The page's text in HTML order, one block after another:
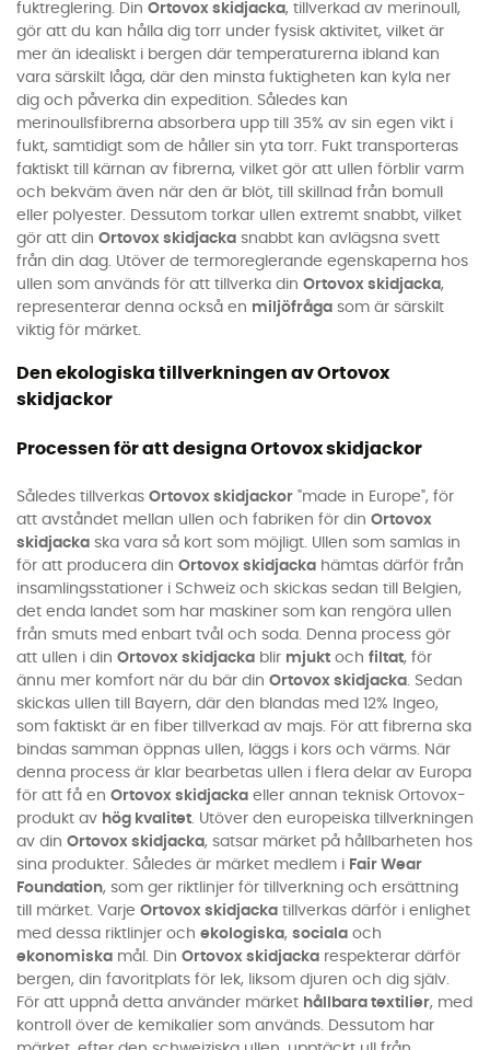
fuktreglering. Din Ortovox skidjacka, tillverkad av merinoull,
gör att du kan hålla dig torr under fysisk aktivitet, vilket är
mer än idealiskt i bergen där temperaturerna ibland kan
vara särskilt låga, där den minsta fuktigheten kan kyla ner
dig och påverka din expedition. Således kan
merinoullsfibrerna absorbera upp till 35% av sin egen vikt i
fukt, samtidigt som de håller sin yta torr. Fukt transporteras
faktiskt till kärnan av fibrerna, vilket gör att ullen förblir varm
och bekväm även när den är blöt, till skillnad från bomull
eller polyester. Dessutom torkar ullen extremt snabbt, vilket
gör att din Ortovox skidjacka snabbt kan avlägsna svett
från din dag. Utöver de termoreglerande egenskaperna hos
ullen som används för att tillverka din Ortovox skidjacka,
representerar denna också en miljöfråga som är särskilt
viktig för märket.
Den ekologiska tillverkningen av Ortovox
skidjackor
Processen för att designa Ortovox skidjackor
Således tillverkas Ortovox skidjackor "made in Europe", för
att avståndet mellan ullen och fabriken för din Ortovox
skidjacka ska vara så kort som möjligt. Ullen som samlas in
för att producera din Ortovox skidjacka hämtas därför från
insamlingsstationer i Schweiz och skickas sedan till Belgien,
det enda landet som har maskiner som kan rengöra ullen
från smuts med enbart tvål och soda. Denna process gör
att ullen i din Ortovox skidjacka blir mjukt och filtat, för
ännu mer komfort när du bär din Ortovox skidjacka . Sedan
skickas ullen till Bayern, där den blandas med 12% Ingeo,
som faktiskt är en fiber tillverkad av majs. För att fibrerna ska
bindas samman öppnas ullen, läggs i kors och värms. När
denna process är klar bearbetas ullen i flera delar av Europa
för att få en Ortovox skidjacka eller annan teknisk Ortovox-
produkt av hög kvalitet . Utöver den europeiska tillverkningen
av din Ortovox skidjacka, satsar märket på hållbarheten hos
sina produkter. Således är märket medlem i Fair Wear
Foundation, som ger riktlinjer för tillverkning och ersättning
till märket. Varje Ortovox skidjacka tillverkas därför i enlighet
med dessa riktlinjer och ekologiska, sociala och
ekonomiska mål. Din Ortovox skidjacka respekterar därför
bergen, din favoritplats för lek, liksom djuren och dig själv.
För att uppnå detta använder märket hållbara textilier, med
kontroll över de kemikalier som används. Dessutom har